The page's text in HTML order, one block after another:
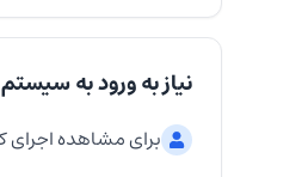
نیاز به ورود به سیستم
برای مشاهده اجرای